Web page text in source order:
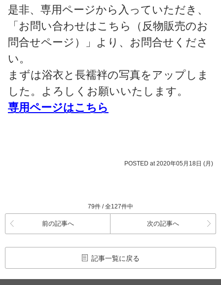
是非、専用ページから入っていただき、
「お問い合わせはこちら（反物販売のお
問合せページ）」より、お問合せくださ
い。
まずは浴衣と長襦袢の写真をアップしま
した。よろしくお願いいたします。
専用ページはこちら
POSTED at 2020年05月18日 (月)
79件 / 全127件中
前の記事へ 次の記事へ
記事一覧に戻る